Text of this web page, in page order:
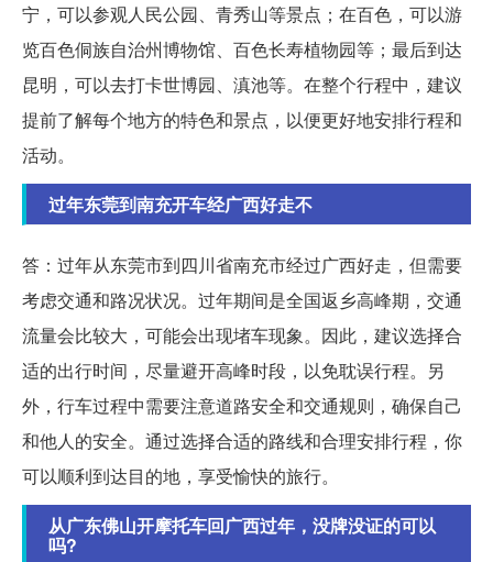
宁，可以参观人民公园、青秀山等景点；在百色，可以游
览百色侗族自治州博物馆、百色长寿植物园等；最后到达
昆明，可以去打卡世博园、滇池等。在整个行程中，建议
提前了解每个地方的特色和景点，以便更好地安排行程和
活动。
过年东莞到南充开车经广西好走不
答：过年从东莞市到四川省南充市经过广西好走，但需要
考虑交通和路况状况。过年期间是全国返乡高峰期，交通
流量会比较大，可能会出现堵车现象。因此，建议选择合
适的出行时间，尽量避开高峰时段，以免耽误行程。另
外，行车过程中需要注意道路安全和交通规则，确保自己
和他人的安全。通过选择合适的路线和合理安排行程，你
可以顺利到达目的地，享受愉快的旅行。
从广东佛山开摩托车回广西过年，没牌没证的可以
吗?